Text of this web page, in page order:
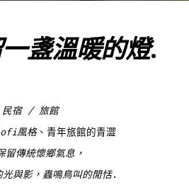
盞溫暖的燈.
民宿 / 旅館
風格、青年旅館的青澀
留傳統懷鄉氣息，
光與影，蟲鳴鳥叫的閒恬.